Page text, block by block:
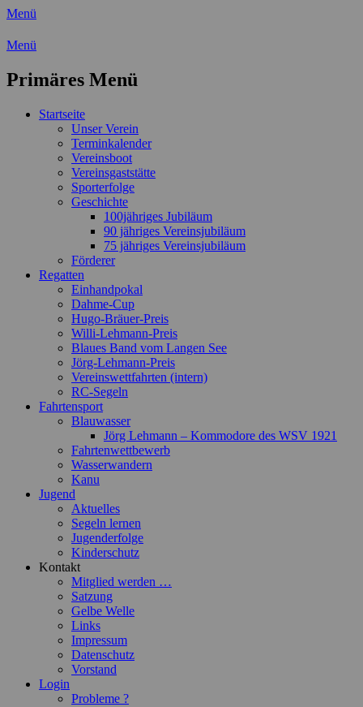
Menü
Wassersport-Verein 1921 e.V.
Freizeit mit der ganzen Familie
Menü
Primäres Menü
Zum
Startseite
Unser Verein
Terminkalender
Vereinsboot
Vereinsgaststätte
Sporterfolge
Geschichte
100jähriges Jubiläum
90 jähriges Vereinsjubiläum
75 jähriges Vereinsjubiläum
Förderer
Regatten
Einhandpokal
Dahme-Cup
Hugo-Bräuer-Preis
Willi-Lehmann-Preis
Blaues Band vom Langen See
Jörg-Lehmann-Preis
Vereinswettfahrten (intern)
RC-Segeln
Fahrtensport
Blauwasser
Jörg Lehmann – Kommodore des WSV 1921
Fahrtenwettbewerb
Wasserwandern
Kanu
Jugend
Aktuelles
Segeln lernen
Jugenderfolge
Kinderschutz
Kontakt
Mitglied werden …
Satzung
Gelbe Welle
Links
Impressum
Datenschutz
Vorstand
Login
Probleme ?